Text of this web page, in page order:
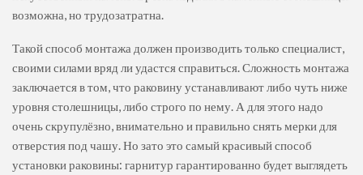
возможна, но трудозатратна.
Такой способ монтажа должен производить только специалист,
своими силами вряд ли удастся справиться. Сложность монтажа
заключается в том, что раковину устанавливают либо чуть ниже
уровня столешницы, либо строго по нему. А для этого надо
очень скрупулёзно, внимательно и правильно снять мерки для
отверстия под чашу. Но зато это самый красивый способ
установки раковины: гарнитур гарантированно будет выглядеть